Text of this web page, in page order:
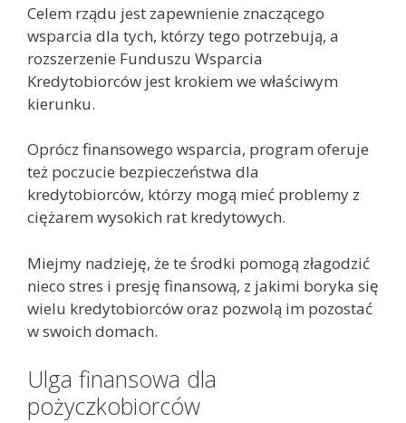
Celem rządu jest zapewnienie znaczącego
wsparcia dla tych, którzy tego potrzebują, a
rozszerzenie Funduszu Wsparcia
Kredytobiorców jest krokiem we właściwym
kierunku.
Oprócz finansowego wsparcia, program oferuje
też poczucie bezpieczeństwa dla
kredytobiorców, którzy mogą mieć problemy z
ciężarem wysokich rat kredytowych.
Miejmy nadzieję, że te środki pomogą złagodzić
nieco stres i presję finansową, z jakimi boryka się
wielu kredytobiorców oraz pozwolą im pozostać
w swoich domach.
Ulga finansowa dla
pożyczkobiorców